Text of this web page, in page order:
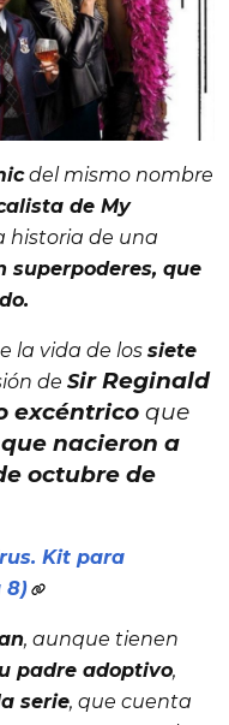
del mismo nombre
de My
historia de una
superpoderes, que
la vida de los siete
de Sir Reginald
excéntrico que
nacieron a
octubre de
Kit para
8)
, aunque tienen
padre adoptivo,
serie, que cuenta